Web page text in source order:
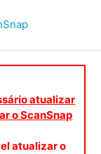
atualizar
o ScanSnap
atualizar o